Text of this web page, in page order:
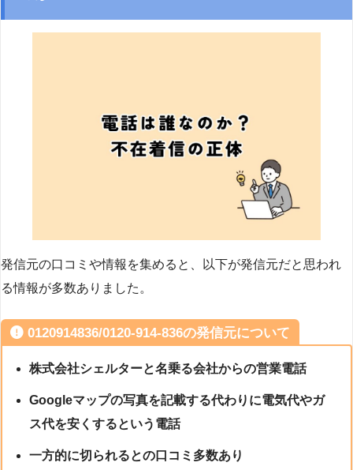
発信元の口コミや情報を集めると、以下が発信元だと思われ
る情報が多数ありました。
0120914836/0120-914-836の発信元について
株式会社シェルターと名乗る会社からの営業電話
Googleマップの写真を記載する代わりに電気代やガ
ス代を安くするという電話
一方的に切られるとの口コミ多数あり